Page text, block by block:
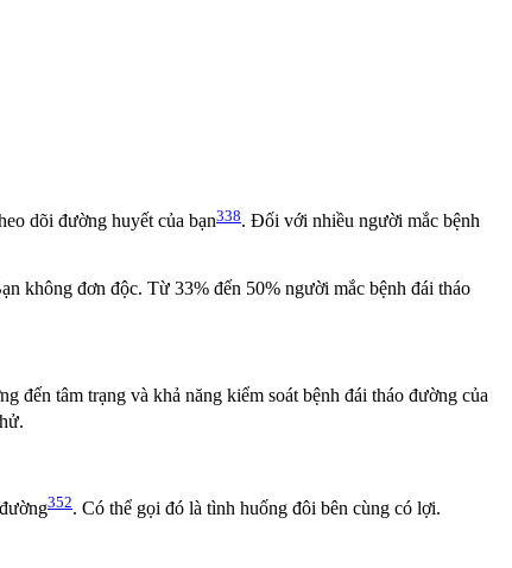
dõi đường huyết của bạn338. Đối với nhiều người mắc bệnh
không đơn độc. Từ 33% đến 50% người mắc bệnh đái tháo
đến tâm trạng và khả năng kiểm soát bệnh đái tháo đường của
352. Có thể gọi đó là tình huống đôi bên cùng có lợi.